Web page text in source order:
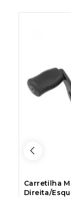
Carretilha
Direita/